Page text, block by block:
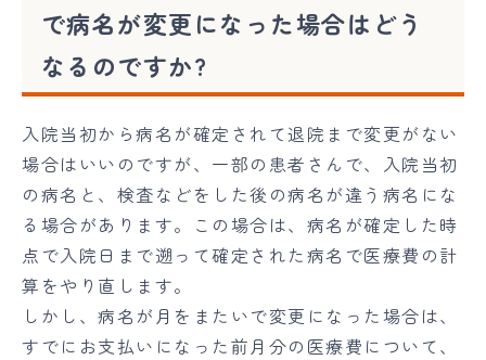
で病名が変更になった場合はどう
なるのですか?
入院当初から病名が確定されて退院まで変更がない
場合はいいのですが、一部の患者さんで、入院当初
の病名と、検査などをした後の病名が違う病名にな
る場合があります。この場合は、病名が確定した時
点で入院日まで遡って確定された病名で医療費の計
算をやり直します。
しかし、病名が月をまたいで変更になった場合は、
すでにお支払いになった前月分の医療費について、